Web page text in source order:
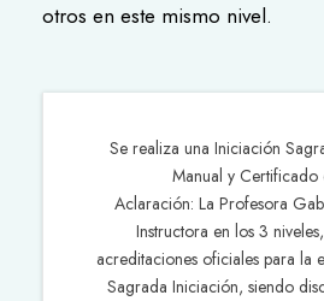
otros en este mismo nivel.
Se realiza una Iniciación
Manual y Certificado
Aclaración: La Profesora
Instructora en los 3
acreditaciones oficiales para la
Sagrada Iniciación, siendo